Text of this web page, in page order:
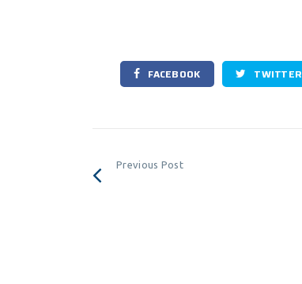
FACEBOOK TWITTER
Previous Post